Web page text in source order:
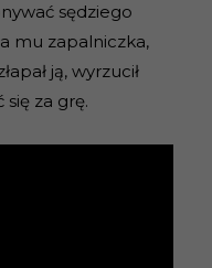
sędziego
mu zapalniczka,
ją, wyrzucił
się za grę.